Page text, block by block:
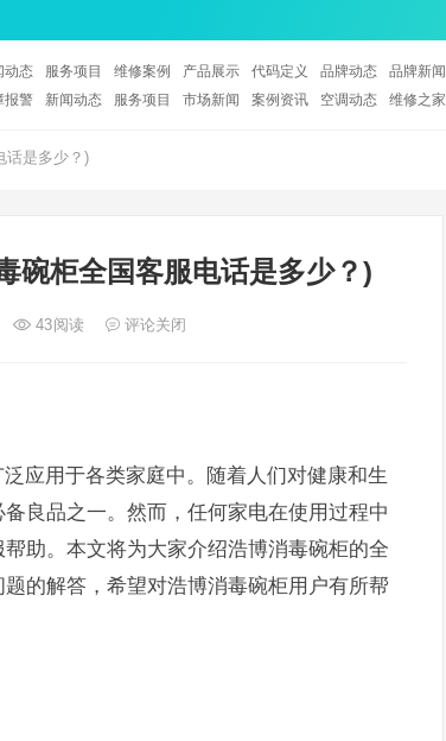
动态 服务项目 维修案例 产品展示 代码定义 品牌动态 品牌新闻
报警 新闻动态 服务项目 市场新闻 案例资讯 空调动态 维修之家
话是多少？)
碗柜全国客服电话是多少？)
43阅读 评论关闭
应用于各类家庭中。随着人们对健康和生
良品之一。然而，任何家电在使用过程中
助。本文将为大家介绍浩博消毒碗柜的全
的解答，希望对浩博消毒碗柜用户有所帮